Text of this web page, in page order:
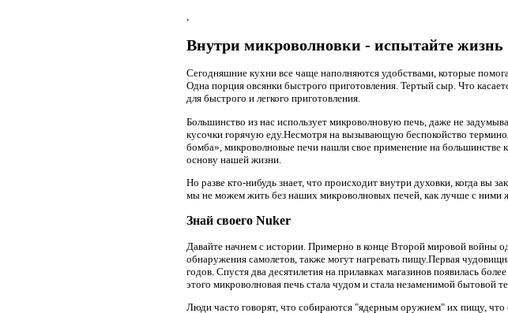
,
Внутри микроволновки - испытайте жизнь
Сегодняшние кухни все чаще наполняются удобствами, которые
Одна порция овсянки быстрого приготовления. Тертый сыр. Что
для быстрого и легкого приготовления.
Большинство из нас использует микроволновую печь, даже не
кусочки горячую еду.Несмотря на вызывающую беспокойство
бомба», микроволновые печи нашли свое применение на большинстве
основу нашей жизни.
Но разве кто-нибудь знает, что происходит внутри духовки, когда вы
мы не можем жить без наших микроволновых печей, как лучше с ними
Знай своего Nuker
Давайте начнем с истории. Примерно в конце Второй мировой войны
обнаружения самолетов, также могут нагревать пищу.Первая
годов. Спустя два десятилетия на прилавках магазинов появилась
этого микроволновая печь стала чудом и стала незаменимой бытовой
Люди часто говорят, что собираются "ядерным оружием" их пищу,